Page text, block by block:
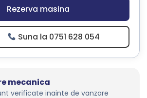
Rezerva masina
Suna la 0751 628 054
mecanica
verificate inainte de vanzare